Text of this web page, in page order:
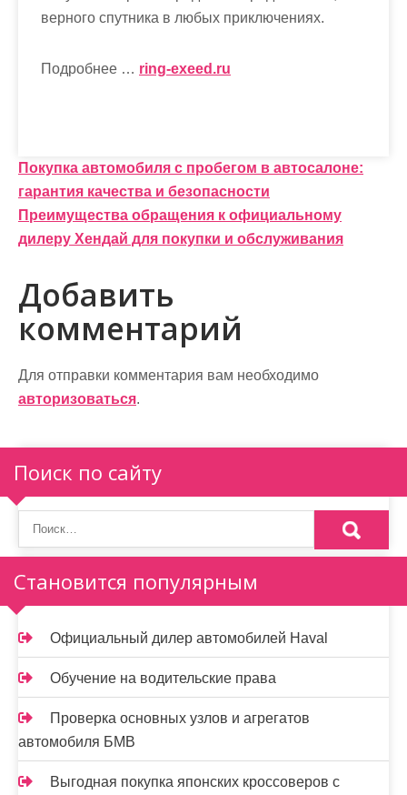
верного спутника в любых приключениях.
Подробнее … ring-exeed.ru
Н
а
в
и
г
а
ц
и
я
п
о
з
а
п
и
с
я
м
Покупка автомобиля с пробегом в автосалоне:
гарантия качества и безопасности
Преимущества обращения к официальному
дилеру Хендай для покупки и обслуживания
Добавить
комментарий
Для отправки комментария вам необходимо
авторизоваться.
Поиск по сайту
Становится популярным
Официальный дилер автомобилей Haval
Обучение на водительские права
Проверка основных узлов и агрегатов
автомобиля БМВ
Выгодная покупка японских кроссоверов с